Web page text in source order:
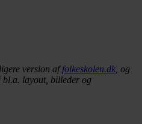
version affolkeskolen.dk, og
bl.a. layout, billeder og